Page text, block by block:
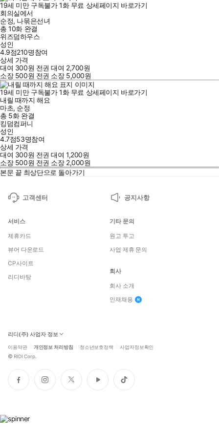
19세 미만 구독불가 1화 무료 상세페이지 바로가기
회의실에서
순정, 나묶은선녀
총 10화 완결
위즈덤하우스
성인
4.9점210명참여
상세 가격
대여 300원 전권 대여 2,700원
소장 500원 전권 소장 5,000원
19세 미만 구독불가 1화 무료 상세페이지 바로가기
내릴 때까지 해요
마초, 순정
총 5화 완결
킹덤컴퍼니
성인
4.7점53명참여
상세 가격
대여 300원 전권 대여1,200원
소장 500원 전권 소장 2,000원
본문 끝 최상단으로 돌아가기
고객센터 공지사항
서비스
제휴카드
뷰어 다운로드
CP사이트
리디바탕
기타 문의
원고 투고
사업 제휴 문의
회사
회사 소개
인재채용
리디(주) 사업자 정보
이용약관 개인정보 처리방침 청소년보호정책 사업자정보확인
© RIDI Corp.
페
이
인
스
트
위
유
튜
틱
톡